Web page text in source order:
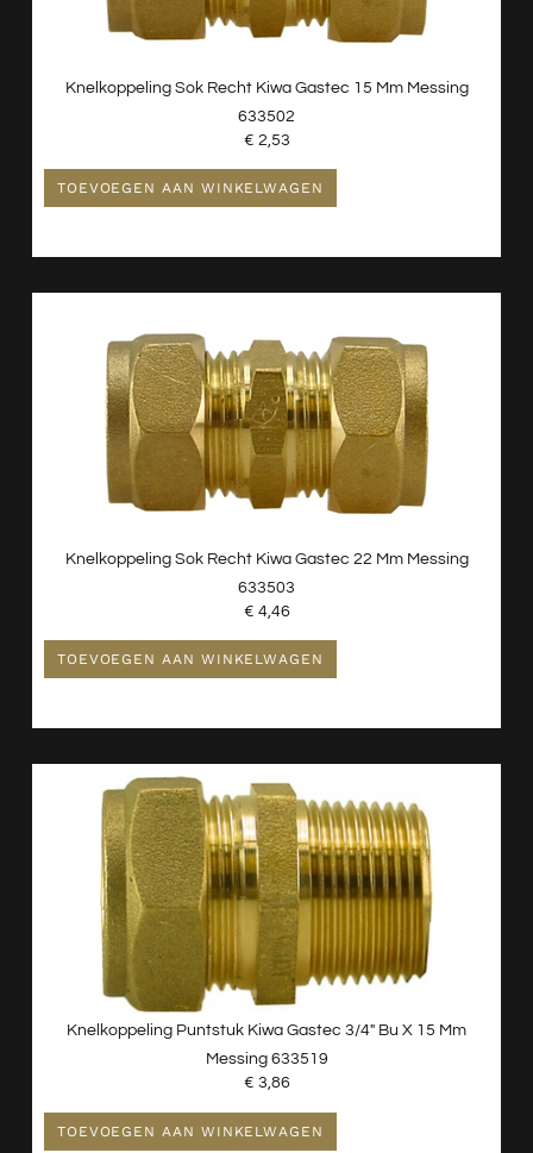
Knelkoppeling Sok Recht Kiwa Gastec 15 Mm Messing
633502
€ 2,53
TOEVOEGEN AAN WINKELWAGEN
Knelkoppeling Sok Recht Kiwa Gastec 22 Mm Messing
633503
€ 4,46
TOEVOEGEN AAN WINKELWAGEN
Knelkoppeling Puntstuk Kiwa Gastec 3/4″ Bu X 15 Mm
Messing 633519
€ 3,86
TOEVOEGEN AAN WINKELWAGEN